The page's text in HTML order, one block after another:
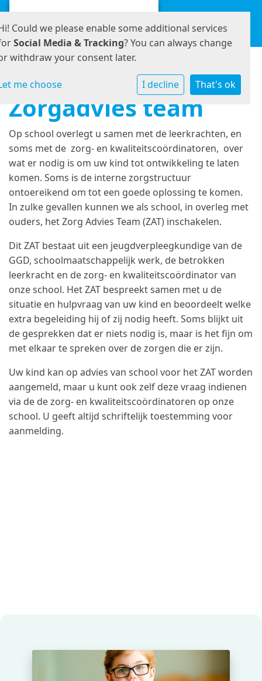
Zorgadvies team
Op school overlegt u samen met de leerkrachten, en
soms met de zorg- en kwaliteitscoördinatoren, over
wat er nodig is om uw kind tot ontwikkeling te laten
komen. Soms is de interne zorgstructuur
ontoereikend om tot een goede oplossing te komen.
In zulke gevallen kunnen we als school, in overleg met
ouders, het Zorg Advies Team (ZAT) inschakelen.
Dit ZAT bestaat uit een jeugdverpleegkundige van de
GGD, schoolmaatschappelijk werk, de betrokken
leerkracht en de zorg- en kwaliteitscoördinator van
onze school. Het ZAT bespreekt samen met u de
situatie en hulpvraag van uw kind en beoordeelt welke
extra begeleiding hij of zij nodig heeft. Soms blijkt uit
de gesprekken dat er niets nodig is, maar is het fijn om
met elkaar te spreken over de zorgen die er zijn.
Uw kind kan op advies van school voor het ZAT worden
aangemeld, maar u kunt ook zelf deze vraag indienen
via de de zorg- en kwaliteitscoördinatoren op onze
school. U geeft altijd schriftelijk toestemming voor
aanmelding.
Could we please enable some additional services
Social Media & Tracking? You can always change
withdraw your consent later.
me choose I decline That's ok